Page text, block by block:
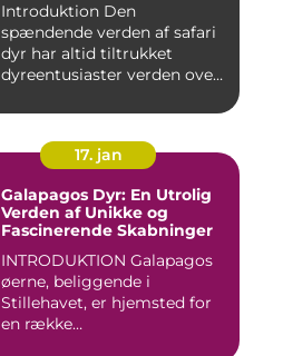
Introduktion Den
spændende verden af safari
dyr har altid tiltrukket
dyreentusiaster verden over.
17. jan
Galapagos Dyr: En Utrolig
Verden af Unikke og
Fascinerende Skabninger
INTRODUKTION Galapagos
øerne, beliggende i
Stillehavet, er hjemsted for
en række